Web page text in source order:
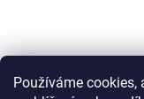
Používáme Sledovat